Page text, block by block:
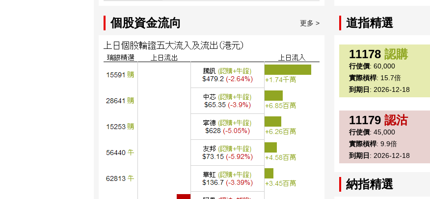
個股資金流向 更多 > 道指精選
11178 認購
行使價: 60,000
實際槓桿: 15.7倍
到期日 : 2026-12-18
11179 認沽
行使價: 45,000
實際槓桿: 9.9倍
到期日 : 2026-12-18
納指精選